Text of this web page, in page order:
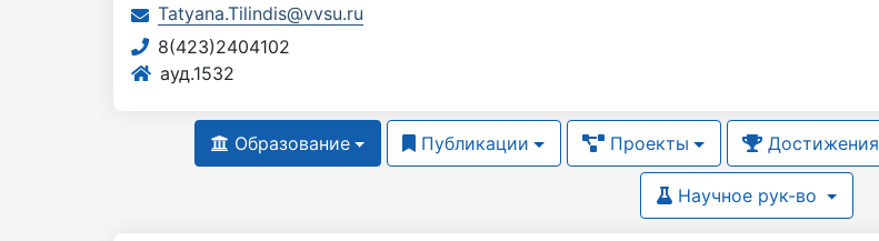
Tatyana.Tilindis@vvsu.ru
8(423)2404102
ауд.1532
Образование Публикации Проекты Достижения
Научное рук-во